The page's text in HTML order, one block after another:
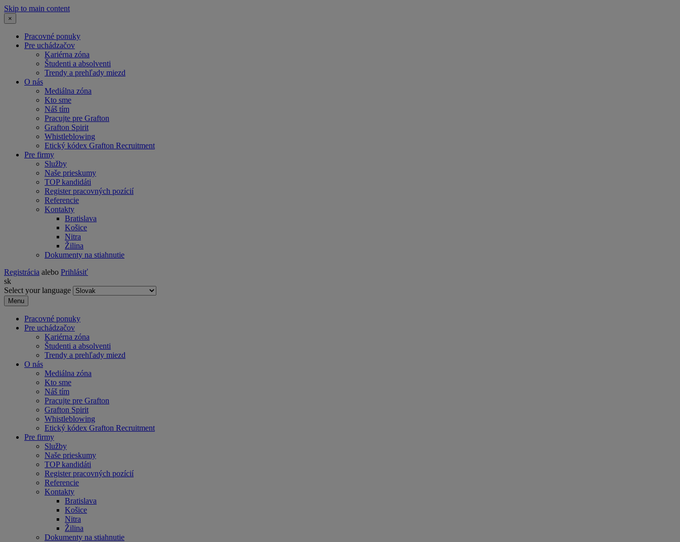
Skip to main content
×
Pracovné ponuky
Pre uchádzačov
Kariérna zóna
Študenti a absolventi
Trendy a prehľady miezd
O nás
Mediálna zóna
Kto sme
Náš tím
Pracujte pre Grafton
Grafton Spirit
Whistleblowing
Etický kódex Grafton Recruitment
Pre firmy
Služby
Naše prieskumy
TOP kandidáti
Register pracovných pozícií
Referencie
Kontakty
Bratislava
Košice
Nitra
Žilina
Dokumenty na stiahnutie
Registrácia alebo Prihlásiť
sk
Select your language
Menu
Pracovné ponuky
Pre uchádzačov
Kariérna zóna
Študenti a absolventi
Trendy a prehľady miezd
O nás
Mediálna zóna
Kto sme
Náš tím
Pracujte pre Grafton
Grafton Spirit
Whistleblowing
Etický kódex Grafton Recruitment
Pre firmy
Služby
Naše prieskumy
TOP kandidáti
Register pracovných pozícií
Referencie
Kontakty
Bratislava
Košice
Nitra
Žilina
Dokumenty na stiahnutie